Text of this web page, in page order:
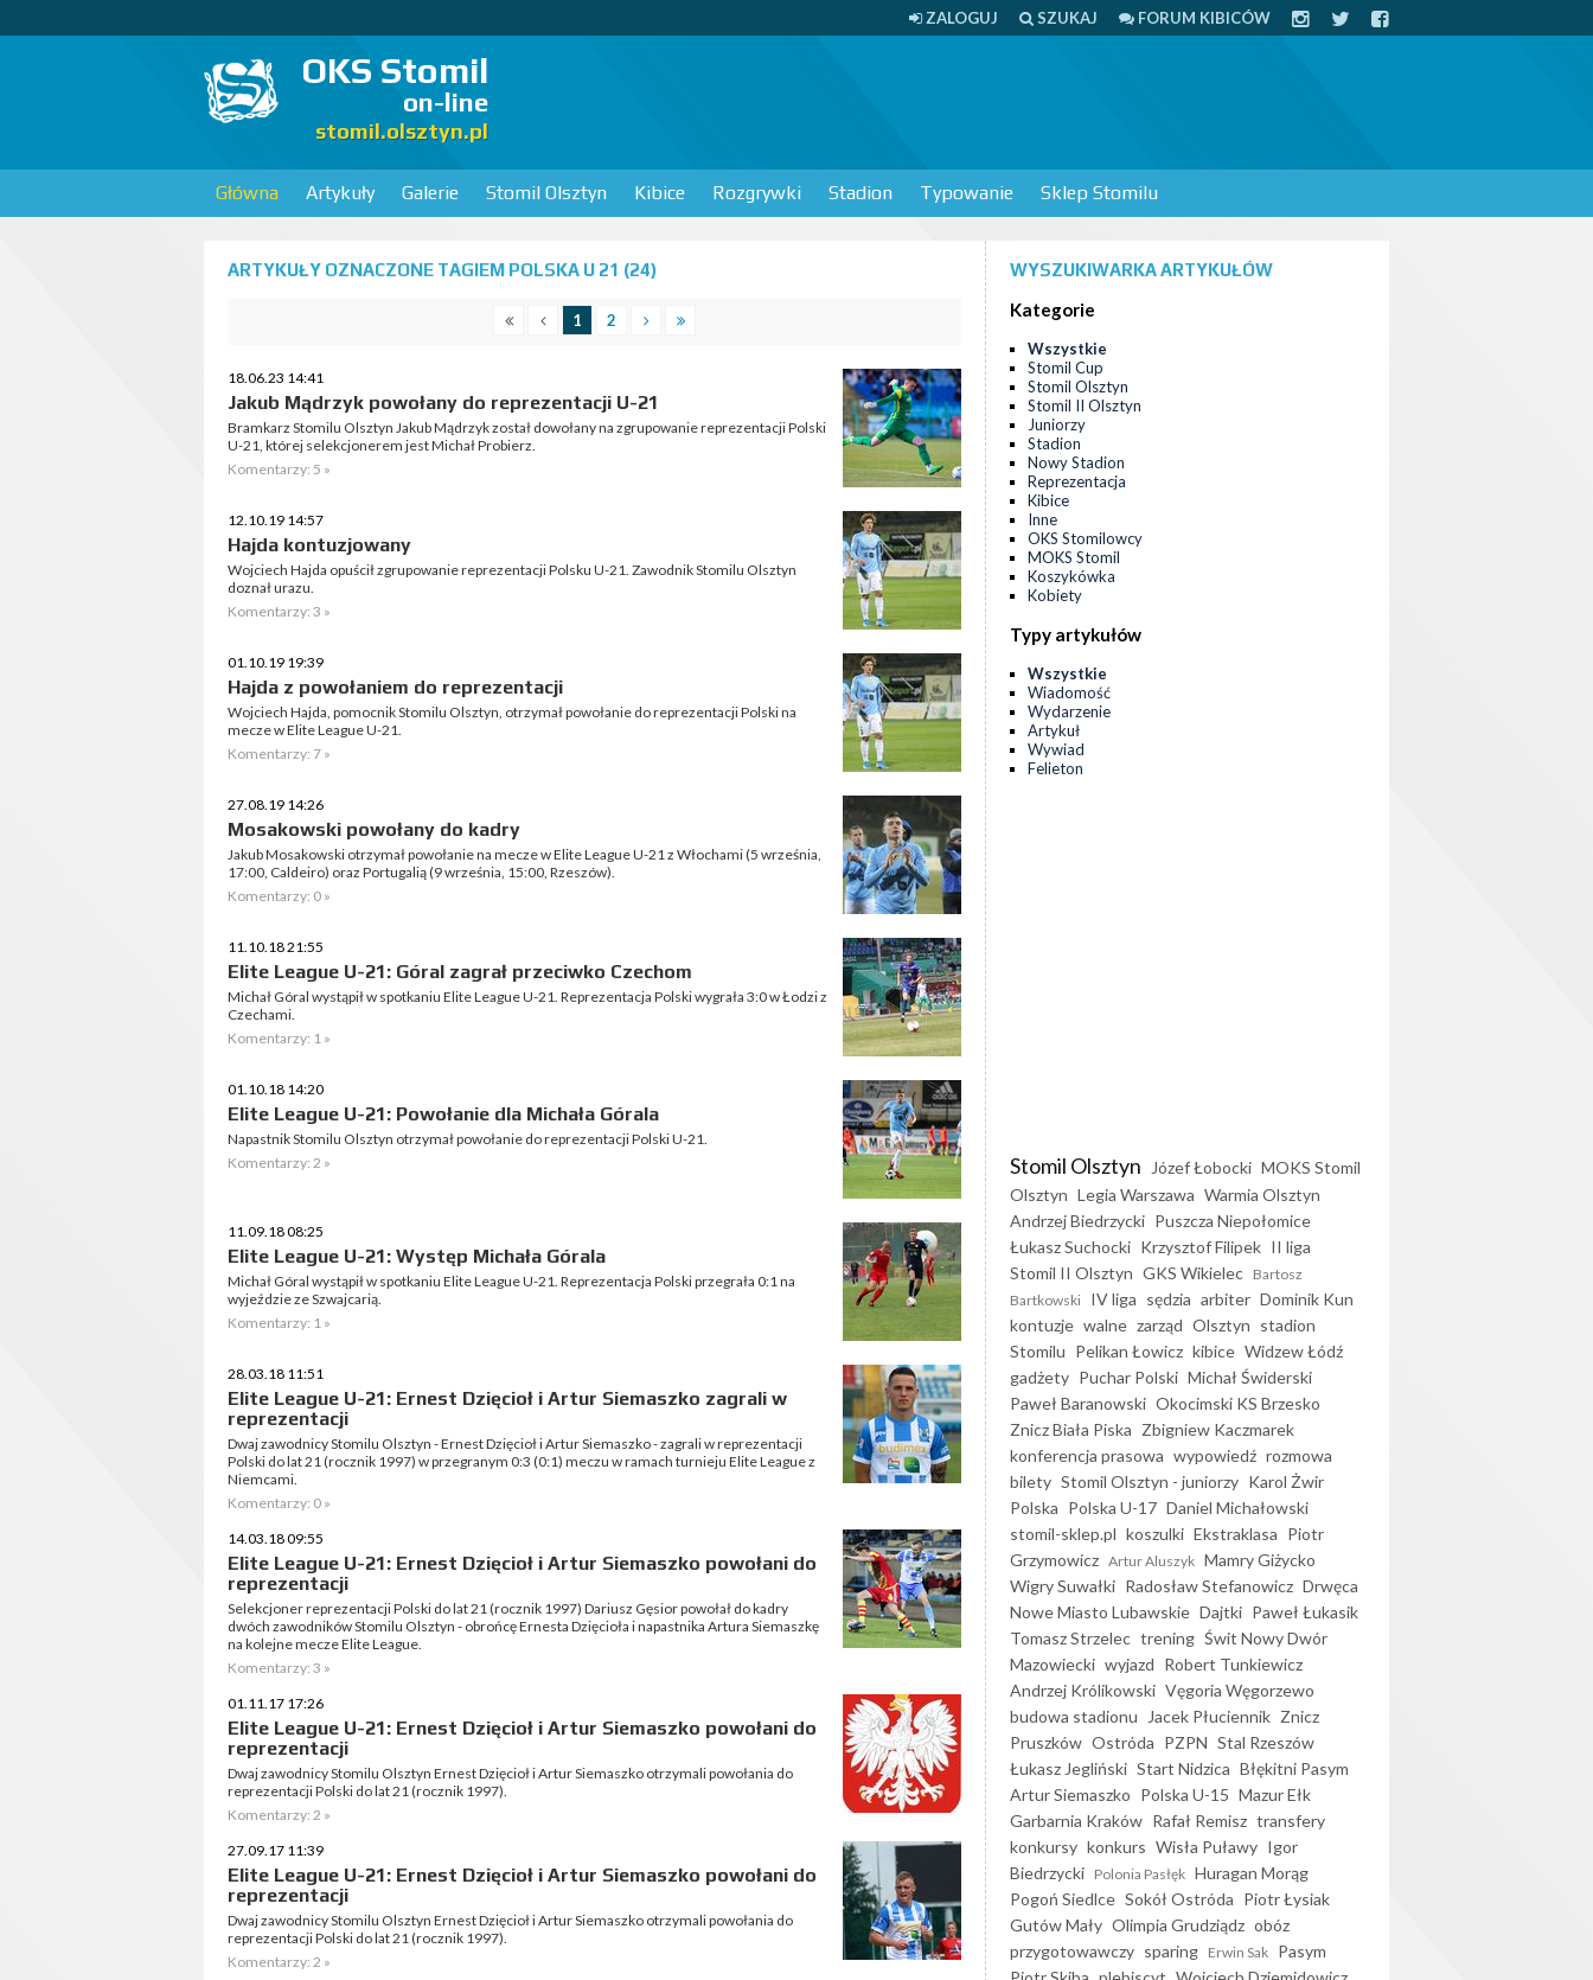
ZALOGUJ SZUKAJ FORUM KIBICÓW
OKS Stomil
on-line
stomil.olsztyn.pl
Główna Artykuły Galerie Stomil Olsztyn Kibice Rozgrywki Stadion Typowanie Sklep Stomilu
ARTYKUŁY OZNACZONE TAGIEM POLSKA U 21 (24)
1 2
18.06.23 14:41
Jakub Mądrzyk powołany do reprezentacji U-21
Bramkarz Stomilu Olsztyn Jakub Mądrzyk został dowołany na zgrupowanie reprezentacji Polski
U-21, której selekcjonerem jest Michał Probierz.
Komentarzy: 5 »
12.10.19 14:57
Hajda kontuzjowany
Wojciech Hajda opuścił zgrupowanie reprezentacji Polsku U-21. Zawodnik Stomilu Olsztyn
doznał urazu.
Komentarzy: 3 »
01.10.19 19:39
Hajda z powołaniem do reprezentacji
Wojciech Hajda, pomocnik Stomilu Olsztyn, otrzymał powołanie do reprezentacji Polski na
mecze w Elite League U-21.
Komentarzy: 7 »
27.08.19 14:26
Mosakowski powołany do kadry
Jakub Mosakowski otrzymał powołanie na mecze w Elite League U-21 z Włochami (5 września,
17:00, Caldeiro) oraz Portugalią (9 września, 15:00, Rzeszów).
Komentarzy: 0 »
11.10.18 21:55
Elite League U-21: Góral zagrał przeciwko Czechom
Michał Góral wystąpił w spotkaniu Elite League U-21. Reprezentacja Polski wygrała 3:0 w Łodzi z
Czechami.
Komentarzy: 1 »
01.10.18 14:20
Elite League U-21: Powołanie dla Michała Górala
Napastnik Stomilu Olsztyn otrzymał powołanie do reprezentacji Polski U-21.
Komentarzy: 2 »
11.09.18 08:25
Elite League U-21: Występ Michała Górala
Michał Góral wystąpił w spotkaniu Elite League U-21. Reprezentacja Polski przegrała 0:1 na
wyjeździe ze Szwajcarią.
Komentarzy: 1 »
28.03.18 11:51
Elite League U-21: Ernest Dzięcioł i Artur Siemaszko zagrali w
reprezentacji
Dwaj zawodnicy Stomilu Olsztyn - Ernest Dzięcioł i Artur Siemaszko - zagrali w reprezentacji
Polski do lat 21 (rocznik 1997) w przegranym 0:3 (0:1) meczu w ramach turnieju Elite League z
Niemcami.
Komentarzy: 0 »
14.03.18 09:55
Elite League U-21: Ernest Dzięcioł i Artur Siemaszko powołani do
reprezentacji
Selekcjoner reprezentacji Polski do lat 21 (rocznik 1997) Dariusz Gęsior powołał do kadry
dwóch zawodników Stomilu Olsztyn - obrońcę Ernesta Dzięcioła i napastnika Artura Siemaszkę
na kolejne mecze Elite League.
Komentarzy: 3 »
01.11.17 17:26
Elite League U-21: Ernest Dzięcioł i Artur Siemaszko powołani do
reprezentacji
Dwaj zawodnicy Stomilu Olsztyn Ernest Dzięcioł i Artur Siemaszko otrzymali powołania do
reprezentacji Polski do lat 21 (rocznik 1997).
Komentarzy: 2 »
27.09.17 11:39
Elite League U-21: Ernest Dzięcioł i Artur Siemaszko powołani do
reprezentacji
Dwaj zawodnicy Stomilu Olsztyn Ernest Dzięcioł i Artur Siemaszko otrzymali powołania do
reprezentacji Polski do lat 21 (rocznik 1997).
Komentarzy: 2 »
WYSZUKIWARKA ARTYKUŁÓW
Kategorie
Wszystkie
Stomil Cup
Stomil Olsztyn
Stomil II Olsztyn
Juniorzy
Stadion
Nowy Stadion
Reprezentacja
Kibice
Inne
OKS Stomilowcy
MOKS Stomil
Koszykówka
Kobiety
Typy artykułów
Wszystkie
Wiadomość
Wydarzenie
Artykuł
Wywiad
Felieton
Stomil Olsztyn Józef Łobocki MOKS Stomil
Olsztyn Legia Warszawa Warmia Olsztyn
Andrzej Biedrzycki Puszcza Niepołomice
Łukasz Suchocki Krzysztof Filipek II liga
Stomil II Olsztyn GKS Wikielec Bartosz
Bartkowski IV liga sędzia arbiter Dominik Kun
kontuzje walne zarząd Olsztyn stadion
Stomilu Pelikan Łowicz kibice Widzew Łódź
gadżety Puchar Polski Michał Świderski
Paweł Baranowski Okocimski KS Brzesko
Znicz Biała Piska Zbigniew Kaczmarek
konferencja prasowa wypowiedź rozmowa
bilety Stomil Olsztyn - juniorzy Karol Żwir
Polska Polska U-17 Daniel Michałowski
stomil-sklep.pl koszulki Ekstraklasa Piotr
Grzymowicz Artur Aluszyk Mamry Giżycko
Wigry Suwałki Radosław Stefanowicz Drwęca
Nowe Miasto Lubawskie Dajtki Paweł Łukasik
Tomasz Strzelec trening Świt Nowy Dwór
Mazowiecki wyjazd Robert Tunkiewicz
Andrzej Królikowski Vęgoria Węgorzewo
budowa stadionu
Jacek Płuciennik Znicz
Pruszków Ostróda PZPN Stal Rzeszów
Łukasz Jegliński Start Nidzica Błękitni Pasym
Artur Siemaszko Polska U-15 Mazur Ełk
Garbarnia Kraków Rafał Remisz transfery
konkursy konkurs Wisła Puławy Igor
Biedrzycki Polonia Pasłęk Huragan Morąg
Pogoń Siedlce Sokół Ostróda Piotr Łysiak
Gutów Mały Olimpia Grudziądz obóz
przygotowawczy sparing Erwin Sak Pasym